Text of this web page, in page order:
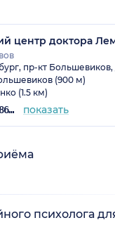
центр доктора
пр-кт Большевиков,
(900 м)
(1.5 км)
+7 (812) 509-86-04 показать
психолога